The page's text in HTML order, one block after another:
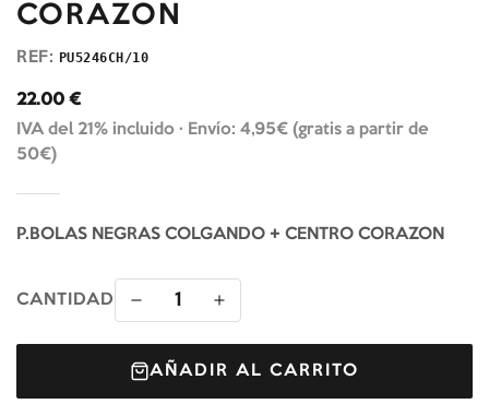
CORAZON
REF: PU5246CH/10
22.00 €
IVA del 21% incluido · Envío: 4,95€ (gratis a partir de
50€)
P.BOLAS NEGRAS COLGANDO + CENTRO CORAZON
CANTIDAD 1
AÑADIR AL CARRITO